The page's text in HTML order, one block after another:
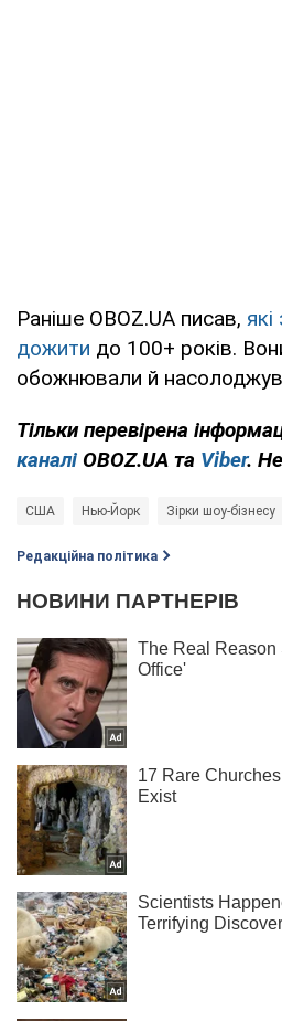
Раніше OBOZ.UA писав,
дожити до 100+ років.
обожнювали й
Тільки перевірена
каналі OBOZ.UA та Viber.
США Нью-Йорк Зірки шоу-бізнесу
Редакційна політика